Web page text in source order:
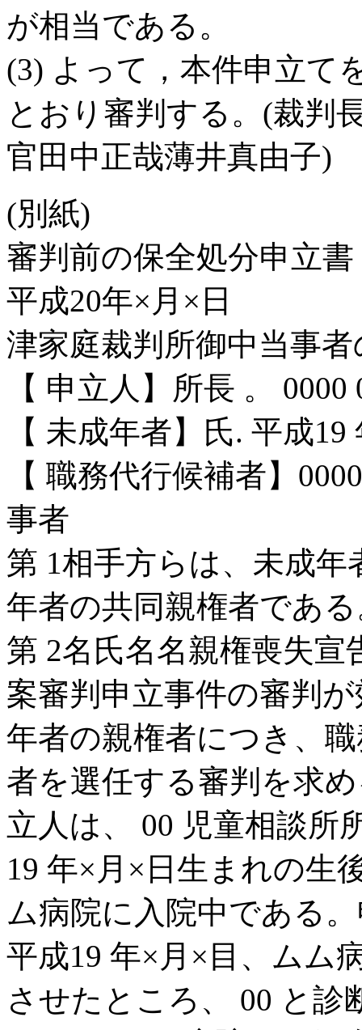
が相当である。
(3) よって，本件申立て
とおり審判する。(裁判
官田中正哉薄井真由子)
(別紙)
審判前の保全処分申立書
平成20年×月×日
津家庭裁判所御中当事者
【 申立人】所長 。
【 未成年者】氏. 平成
【 職務代行候補者】
事者
第 1相手方らは、未成
年者の共同親権者であ
第 2名氏名名親権喪失
案審判申立事件の審判
年者の親権者につき、
者を選任する審判を求
立人は、 00 児童相談所
19 年×月×日生まれの生
ム病院に入院中である
平成19 年×月×目、ムム
させたところ、 00 と診